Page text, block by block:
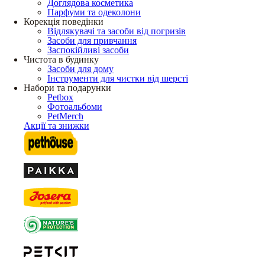
Доглядова косметика
Парфуми та одеколони
Корекція поведінки
Відлякувачі та засоби від погризів
Засоби для привчання
Заспокійливі засоби
Чистота в будинку
Засоби для дому
Інструменти для чистки від шерсті
Набори та подарунки
Petbox
Фотоальбоми
PetMerch
Акції та знижки